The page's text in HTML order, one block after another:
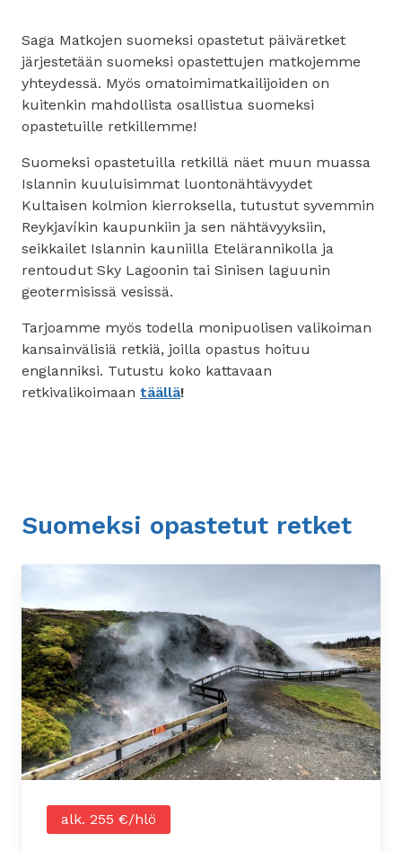
Saga Matkojen suomeksi opastetut päiväretket
järjestetään suomeksi opastettujen matkojemme
yhteydessä. Myös omatoimimatkailijoiden on
kuitenkin mahdollista osallistua suomeksi
opastetuille retkillemme!
Suomeksi opastetuilla retkillä näet muun muassa
Islannin kuuluisimmat luontonähtävyydet
Kultaisen kolmion kierroksella, tutustut syvemmin
Reykjavíkin kaupunkiin ja sen nähtävyyksiin,
seikkailet Islannin kauniilla Etelärannikolla ja
rentoudut Sky Lagoonin tai Sinisen laguunin
geotermisissä vesissä.
Tarjoamme myös todella monipuolisen valikoiman
kansainvälisiä retkiä, joilla opastus hoituu
englanniksi. Tutustu koko kattavaan
retkivalikoimaan täällä!
Suomeksi opastetut retket
alk. 255 €/hlö